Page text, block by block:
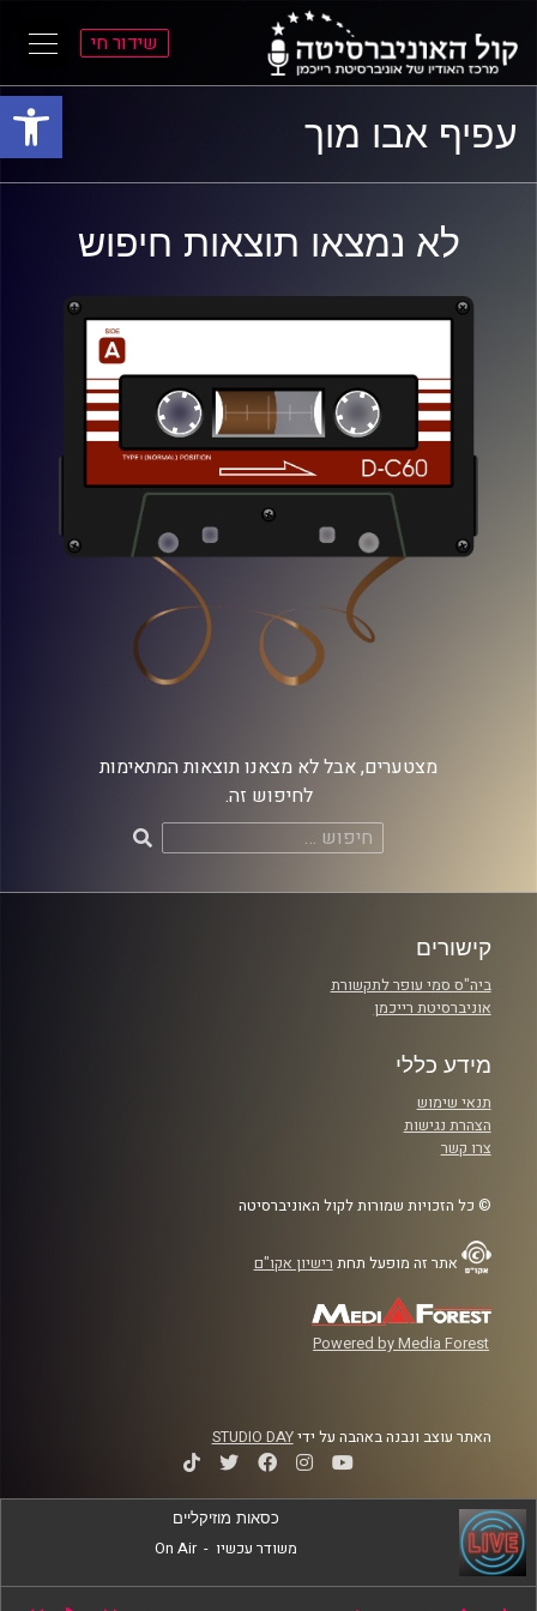
פתח
התפריט
הראשי
התוכן
הראשי
שידור חי
עפיף אבו מוך
לא נמצאו תוצאות חיפוש
מצטערים, אבל לא מצאנו תוצאות המתאימות
לחיפוש זה.
חיפוש:
קישורים
ביה"ס סמי עופר לתקשורת
אוניברסיטת רייכמן
מידע כללי
תנאי שימוש
הצהרת נגישות
צרו קשר
© כל הזכויות שמורות לקול האוניברסיטה
אתר זה מופעל תחת רישיון אקו"ם
Powered by Media Forest
האתר עוצב ונבנה באהבה על ידיSTUDIO DAY
כסאות מוזיקליים
משודר עכשיו -
On Air